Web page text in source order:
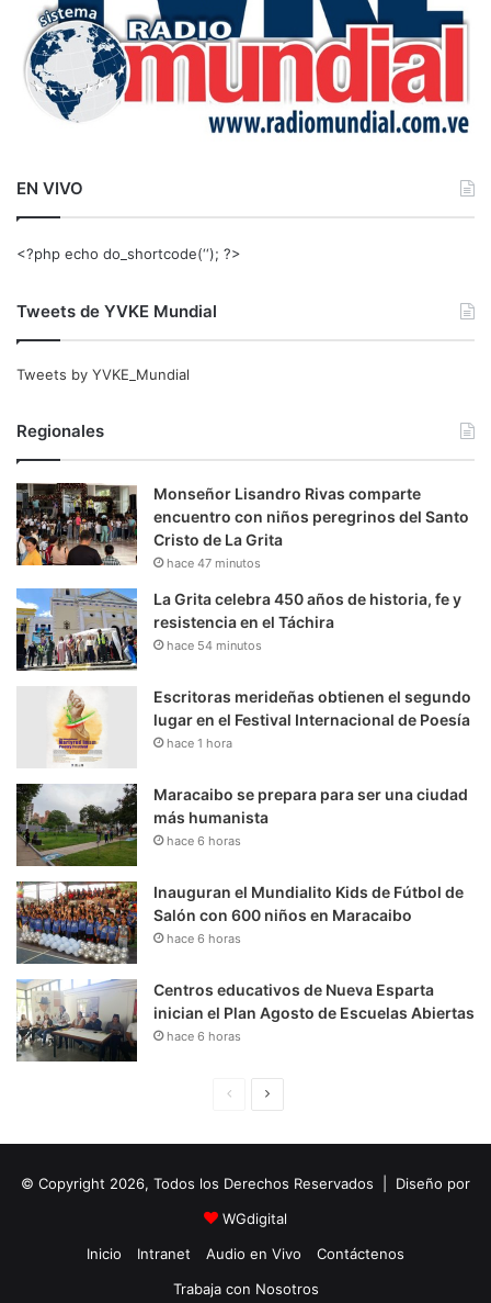
EN VIVO
<?php echo do_shortcode(‘‘); ?>
Tweets de YVKE Mundial
Tweets by YVKE_Mundial
Regionales
Monseñor Lisandro Rivas comparte
encuentro con niños peregrinos del Santo
Cristo de La Grita
hace 47 minutos
La Grita celebra 450 años de historia, fe y
resistencia en el Táchira
hace 54 minutos
Escritoras merideñas obtienen el segundo
lugar en el Festival Internacional de Poesía
hace 1 hora
Maracaibo se prepara para ser una ciudad
más humanista
hace 6 horas
Inauguran el Mundialito Kids de Fútbol de
Salón con 600 niños en Maracaibo
hace 6 horas
Centros educativos de Nueva Esparta
inician el Plan Agosto de Escuelas Abiertas
hace 6 horas
i
n
a
u
i
e
© Copyright 2026, Todos los Derechos Reservados | Diseño por
WGdigital
Inicio
Intranet Audio en Vivo
Contáctenos
Trabaja con Nosotros